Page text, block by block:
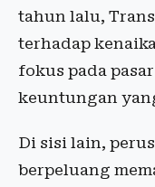
tahun lalu,
terhadap
fokus pada
keuntungan
Di sisi lain,
berpeluang